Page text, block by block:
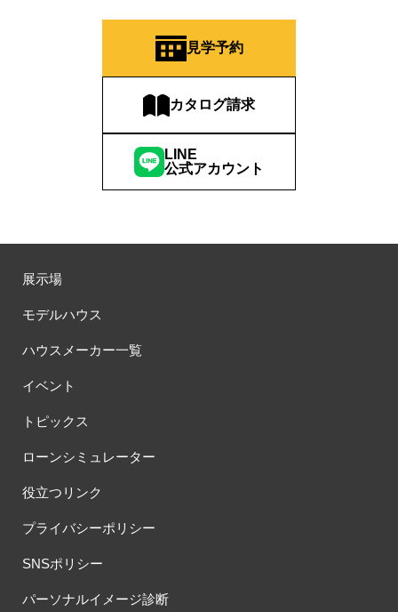
見学予約
カタログ請求
LINE
公式アカウント
展示場
モデルハウス
ハウスメーカー一覧
イベント
トピックス
ローンシミュレーター
役立つリンク
プライバシーポリシー
SNSポリシー
パーソナルイメージ診断